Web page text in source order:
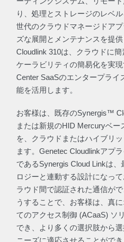
り、処理とストレージのレベ
世代のクラウドマネージドア
ズな展開とメンテナンスを提
Cloudlink 310は、クラウドに
ケーラビリティの簡易化を実
Center SaaSのエンタープライ
能を活用します。
お客様は、既存のSynergis™
または新規のHID Mercuryベー
を、クラウドまたはハイブリ
ます。Genetec Cloudlinkアプ
であるSynergis Cloud Linkは
ロジーと連動する設計になっ
ラウド間で認証された通信が
うすることで、お客様は、真
てのアクセス制御 (ACaaS) ソ
でき、より多くの選択肢から
ニーズに適応させることができ